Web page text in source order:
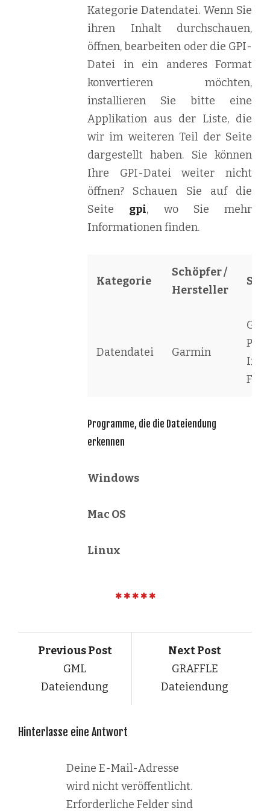
Kategorie Datendatei. Wenn Sie
ihren Inhalt durchschauen,
öffnen, bearbeiten oder die GPI-
Datei in ein anderes Format
konvertieren möchten,
installieren Sie bitte eine
Applikation aus der Liste, die
wir im weiteren Teil der Seite
dargestellt haben. Sie können
Ihre GPI-Datei weiter nicht
öffnen? Schauen Sie auf die
Seite gpi, wo Sie mehr
Informationen finden.
Kategorie
Schöpfer /
Hersteller
Datendatei Garmin
File
Programme, die die Dateiendung
erkennen
Windows
Mac OS
Linux
Previous Post
GML
Dateiendung
Next Post
GRAFFLE
Dateiendung
Hinterlasse eine Antwort
Deine E-Mail-Adresse
wird nicht veröffentlicht.
Erforderliche Felder sind